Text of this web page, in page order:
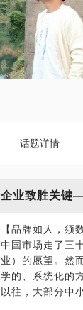
话题详情
企业致胜关键
【品牌如人，须
中国市场走了三
业）的愿望。然
学的、系统化的
以往，大部分中